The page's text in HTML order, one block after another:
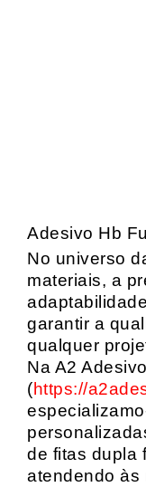
Adesivo Hb
No universo
materiais, a
garantir a
qualquer
Na A2
(https://
de fitas dupla
atendendo às